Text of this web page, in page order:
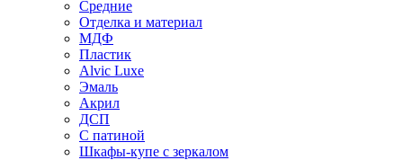
Средние
Отделка и материал
МДФ
Пластик
Alvic Luxe
Эмаль
Акрил
ДСП
С патиной
Шкафы-купе с зеркалом